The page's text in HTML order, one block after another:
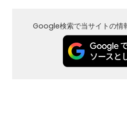
Google検索で当サイトの情